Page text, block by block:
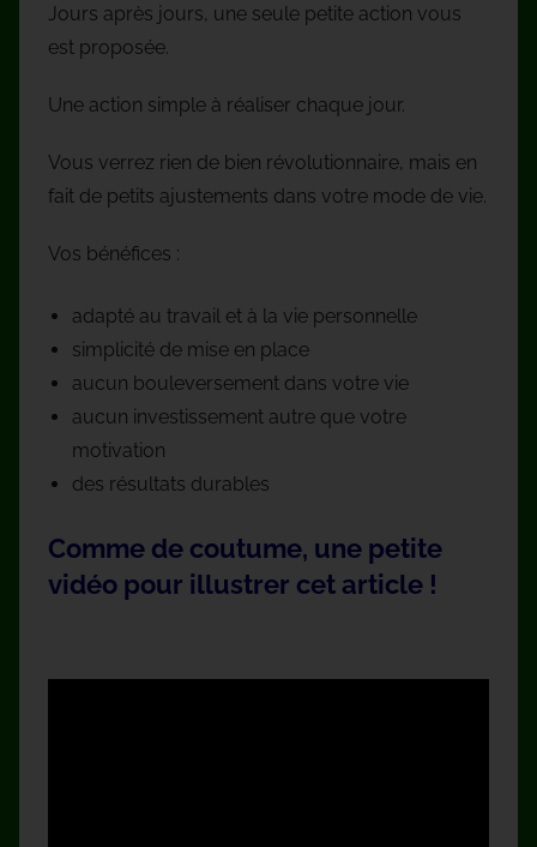
Jours après jours, une seule petite action vous
est proposée.
Une action simple à réaliser chaque jour.
Vous verrez rien de bien révolutionnaire, mais en
fait de petits ajustements dans votre mode de vie.
Vos bénéfices :
adapté au travail et à la vie personnelle
simplicité de mise en place
aucun bouleversement dans votre vie
aucun investissement autre que votre
motivation
des résultats durables
Comme de coutume, une petite
vidéo pour illustrer cet article !